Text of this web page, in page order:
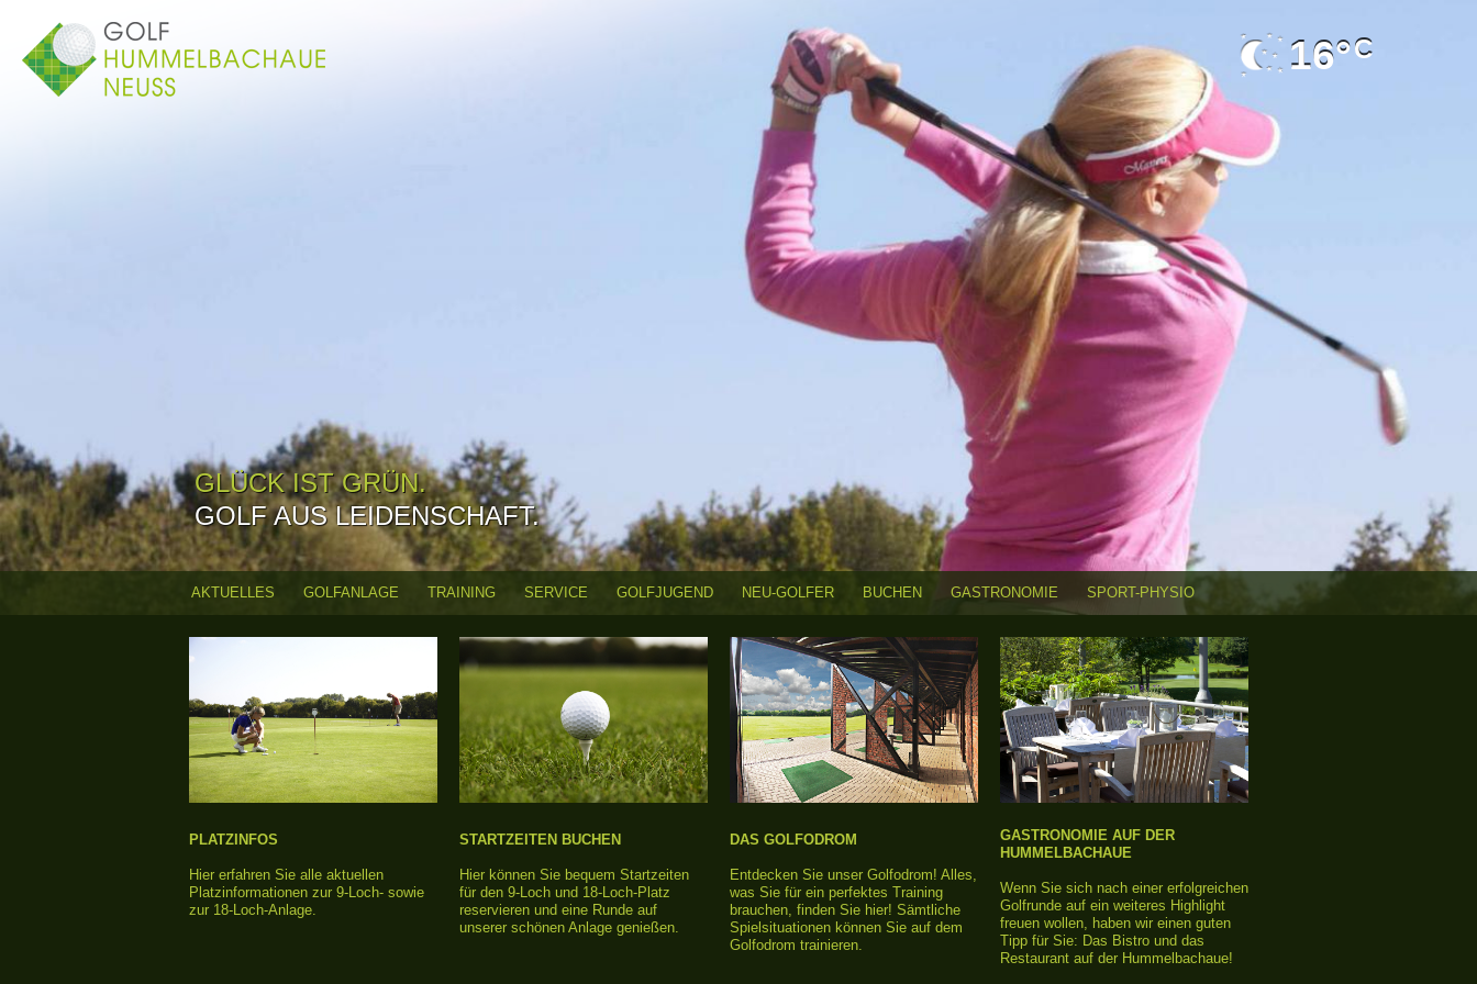
16°C
a
u
p
t
m
e
n
AKTUELLES GOLFANLAGE TRAINING SERVICE GOLFJUGEND NEU-GOLFER BUCHEN GASTRONOMIE SPORT-PHYSIO
GLÜCK IST GRÜN.
GOLF AUS LEIDENSCHAFT.
PLATZINFOS
Hier erfahren Sie alle aktuellen
Platzinformationen zur 9-Loch- sowie
zur 18-Loch-Anlage.
STARTZEITEN BUCHEN
Hier können Sie bequem Startzeiten
für den 9-Loch und 18-Loch-Platz
reservieren und eine Runde auf
unserer schönen Anlage genießen.
DAS GOLFODROM
Entdecken Sie unser Golfodrom! Alles,
was Sie für ein perfektes Training
brauchen, finden Sie hier! Sämtliche
Spielsituationen können Sie auf dem
Golfodrom trainieren.
GASTRONOMIE AUF DER
HUMMELBACHAUE
Wenn Sie sich nach einer erfolgreichen
Golfrunde auf ein weiteres Highlight
freuen wollen, haben wir einen guten
Tipp für Sie: Das Bistro und das
Restaurant auf der Hummelbachaue!